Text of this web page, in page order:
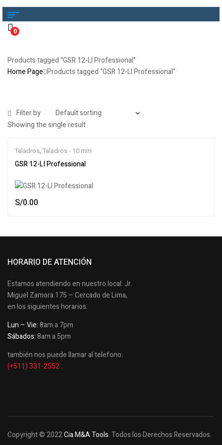
0
Products tagged “GSR 12-LI Professional”
Home Page Products tagged “GSR 12-LI Professional”
Filter by
Showing the single result
Taladros, Taladros - 10 mm
GSR 12-LI Professional
S/0.00
HORARIO DE ATENCIÓN
Estamos atendiendo en nuestro local: Jr.
Miguel Zamora 175 – Cercado de Lima,
en los siguientes horarios:
Lun – Vie:8am a 7pm
Sábados:8am a 5pm
también nos puede llamar al telefono:
(+511) 331-2552.
Copyright © 2022Cia M&A Tools. Todos los Derechos Reservados.